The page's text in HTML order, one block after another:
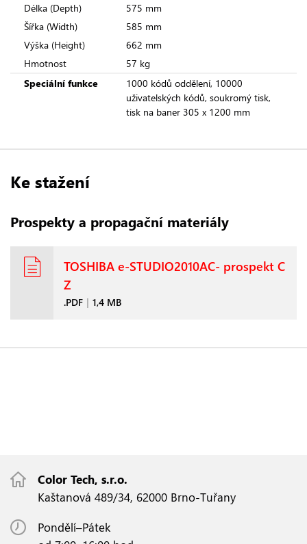
Délka (Depth)
575 mm
Šířka (Width)
585 mm
Výška (Height)
662 mm
Hmotnost
57 kg
Speciální funkce
1000 kódů oddělení, 10000
uživatelských kódů, soukromý tisk,
tisk na baner 305 x 1200 mm
Ke stažení
Prospekty a propagační materiály
TOSHIBA e-STUDIO2010AC- prospekt C
Z
.PDF | 1,4 MB
Color Tech, s.r.o.
Kaštanová 489/34, 62000 Brno-Tuřany
Pondělí–Pátek